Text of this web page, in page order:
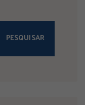
PESQUISAR